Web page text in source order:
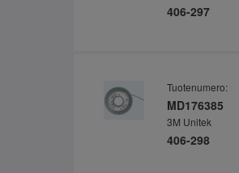
406-297
Tuotenumero:
MD176385
3M Unitek
406-298